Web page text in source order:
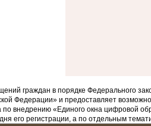
граждан в порядке Федерального
Федерации» и предоставляет
внедрению «Единого окна цифровой
его регистрации, а по отдельным